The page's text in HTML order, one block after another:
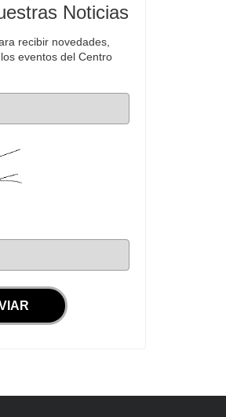
Noticias
recibir novedades,
eventos del Centro